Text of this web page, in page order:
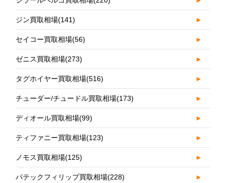
ジン買取相場(141) ►
セイコー買取相場(56) ►
ゼニス買取相場(273) ►
タグホイヤー買取相場(516) ►
チューダー/チュードル買取相場(173) ►
ディオール買取相場(99) ►
ティファニー買取相場(123) ►
ノモス買取相場(125) ►
パテックフィリップ買取相場(228) ►